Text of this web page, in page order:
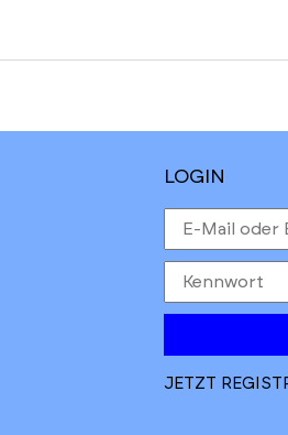
LOGIN
JETZT